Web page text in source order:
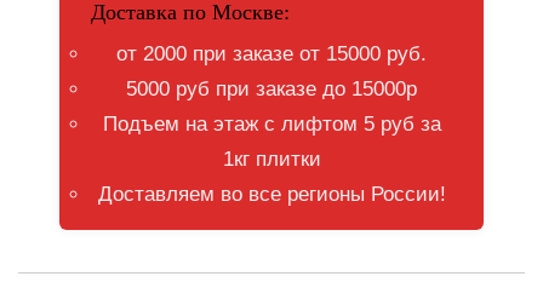
Доставка по Москве:
от 2000 при заказе от 15000 руб.
5000 руб при заказе до 15000р
Подъем на этаж с лифтом 5 руб за
1кг плитки
Доставляем во все регионы России!